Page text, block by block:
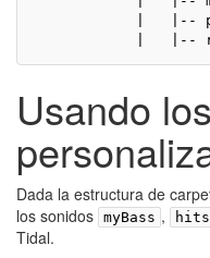
|   |--
Usando
Dada la estructura de
los sonidos myBass , hits
Tidal.